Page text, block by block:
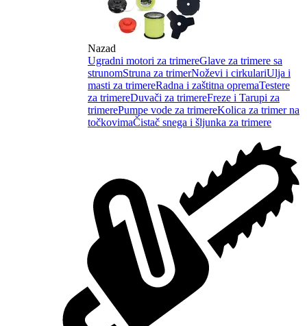
Nazad
Ugradni motori za trimereGlave za trimere sa
strunomStruna za trimerNoževi i cirkulariUlja i
masti za trimereRadna i zaštitna opremaTestere
za trimereDuvači za trimereFreze i Tarupi za
trimerePumpe vode za trimereKolica za trimer na
točkovimaČistač snega i šljunka za trimere